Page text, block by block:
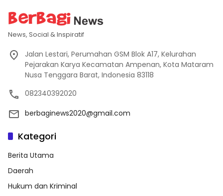
News, Social & Inspiratif
Jalan Lestari, Perumahan GSM Blok A17, Kelurahan
Pejarakan Karya Kecamatan Ampenan, Kota Mataram
Nusa Tenggara Barat, Indonesia 83118
082340392020
berbaginews2020@gmail.com
Kategori
Berita Utama
Daerah
Hukum dan Kriminal